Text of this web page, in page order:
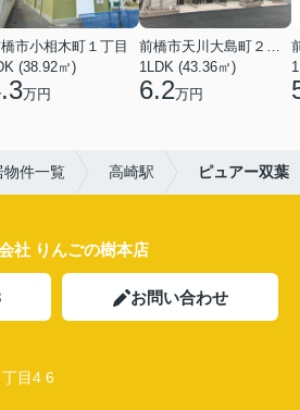
市小相木町１丁目
(38.92㎡)
万円
前橋市天川大島町２丁目
1LDK (43.36㎡)
6.2万円
物件一覧 高崎駅 ピュアー双葉
社 りんごの樹本店
お問い合わせ
目4 6